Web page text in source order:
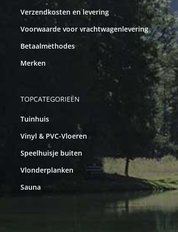
Verzendkosten en levering
Voorwaarde voor vrachtwagenlevering
Betaalmethodes
Merken
TOPCATEGORIEËN
Tuinhuis
Vinyl & PVC-Vloeren
Speelhuisje buiten
Vlonderplanken
Sauna